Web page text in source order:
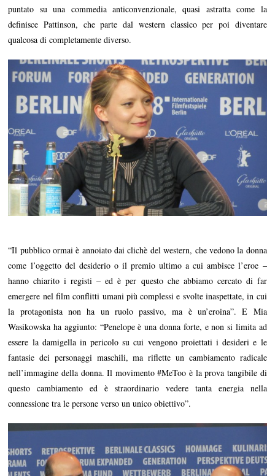
puntato su una commedia anticonvenzionale, quasi astratta come la
definisce Pattinson, che parte dal western classico per poi diventare
qualcosa di completamente diverso.
“Il pubblico ormai è annoiato dai clichè del western, che vedono la donna
come l’oggetto del desiderio o il premio ultimo a cui ambisce l’eroe –
hanno chiarito i registi – ed è per questo che abbiamo cercato di far
emergere nel film conflitti umani più complessi e svolte inaspettate, in cui
la protagonista non ha un ruolo passivo, ma è un’eroina”. E Mia
Wasikowska ha aggiunto: “Penelope è una donna forte, e non si limita ad
essere la damigella in pericolo su cui vengono proiettati i desideri e le
fantasie dei personaggi maschili, ma riflette un cambiamento radicale
nell’immagine della donna. Il movimento #MeToo è la prova tangibile di
questo cambiamento ed è straordinario vedere tanta energia nella
connessione tra le persone verso un unico obiettivo”.